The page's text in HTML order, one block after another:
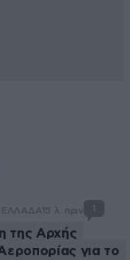
ΕΛΛΑΔΑ 15 λ. πριν 1
της Αρχής
για το